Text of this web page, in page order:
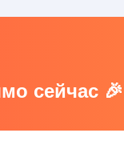
сейчас 🎉